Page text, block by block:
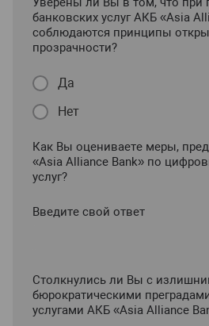
банковских услуг АКБ «Asia
соблюдаются принципы
прозрачности?
Да
Нет
Как Вы оцениваете меры,
«Asia Alliance Bank» по
услуг?
Введите свой ответ
Столкнулись ли Вы с
бюрократическими
услугами АКБ «Asia Alliance